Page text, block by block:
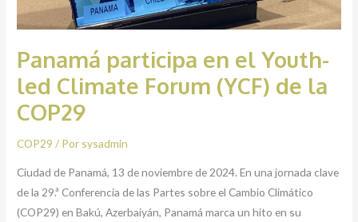
Panamá participa en el Youth-
led Climate Forum (YCF) de la
COP29
COP29 / Por sysadmin
Ciudad de Panamá, 13 de noviembre de 2024. En una jornada clave
de la 29.ª Conferencia de las Partes sobre el Cambio Climático
(COP29) en Bakú, Azerbaiyán, Panamá marca un hito en su
COP29